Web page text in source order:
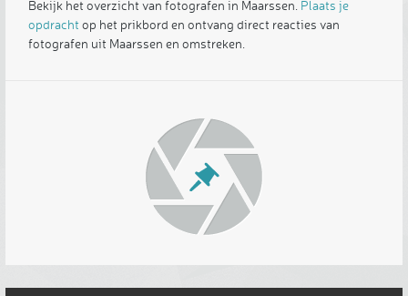
Bekijk het overzicht van fotografen in Maarssen. Plaats je
opdracht op het prikbord en ontvang direct reacties van
fotografen uit Maarssen en omstreken.